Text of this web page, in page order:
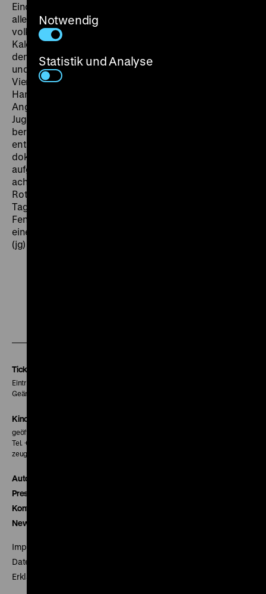
Eindrücke vom Berliner Sechstagerennen wirken vor
allem durch die faszinierende Geräuschkulisse dieses
volkstümlichen Sportereignisses. In Berliner
Kaleidoskop (1960) illustriert Manfred Durniok die von
dem Zeichner Robinson in seinem Buch Berlin halb
und halb mit spitzer Feder porträtierte
Viersektorenstadt. In Mit 18 nach 18 (1960) zeigt
Hansjürgen Pohland unaufgeregt die vielfältigen
Angebote der vom West-Berliner Senat finanzierten
Jugendheime vor, während Peter Cürlis in Alpen auf
berlinisch (1967) die aus dem Trümmerschutt
entstandenen neuen Naherholungsgebiete
dokumentiert. Auch die DEFA experimentiert mit
aufgelockerten Formen. Meister Zacharias und seine
acht goldenen Zeiger (1958) nimmt die Uhren des
Roten Rathauses zum Anlass, um Kindern einen
Tagesablauf in Berlin vorzustellen. Und in der
Fensterputzerserenade (1960) wirft Rolf Schnabel
einen frisch-frechen Blick auf den Ost-Berliner Alltag.
(jg)
Tickets
Eintritt 5 €
Geänderte Preise sind im Programm vermerkt.
Kinokasse
geöffnet 30 Minuten vor Beginn der ersten Vorstellung
Tel. + 49 30 20304-770
zeughauskino@dhm.de
Autor*innen
Presse
Kontakt
Newsletter
Impressum
Datenschutz
Erklärung digitale Barrierefreiheit
Notwendig
Statistik und Analyse